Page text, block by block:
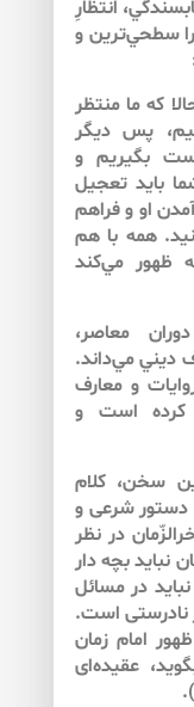
انتظارِ
سطحي‌‌ترين و
كه ما منتظر
پس ديگر
بگيريم و
بايد تعجيل
او و فراهم
همه با هم
ظهور مي‌كند
معاصر،
ديني مي‌‌داند.
و معارف
كرده است و
سخن، كلام
دستور شرعى و
در نظر
نبايد بچه دار
در مسائل
نادرستى است.
امام زمان
عقيده‌اى